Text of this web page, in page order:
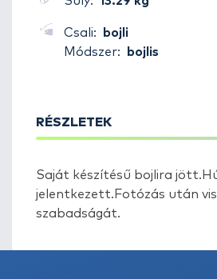
Csali:
bojli
Módszer:
bojlis
RÉSZLETEK
Saját készítésű bojlira
jelentkezett.Fotózás után
szabadságát.